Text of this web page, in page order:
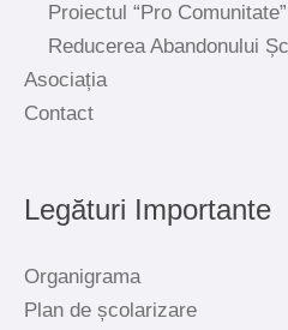
Proiectul “Pro Comunitate”
Reducerea Abandonului
Asociația
Contact
Legături Importante
Organigrama
Plan de școlarizare